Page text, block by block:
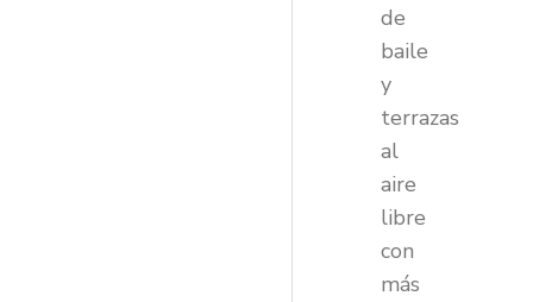
de
baile
y
terrazas
al
aire
libre
con
más